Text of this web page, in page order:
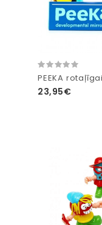
PEEKA
23,95€